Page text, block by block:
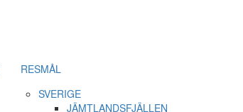
RESMÅL
SVERIGE
JÄMTLANDSFJÄLLEN